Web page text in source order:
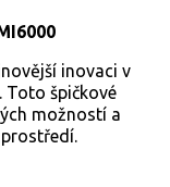
inovaci v
špičkové
možností a